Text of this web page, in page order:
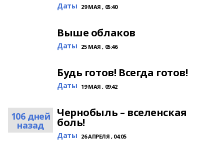
Даты 29 МАЯ , 05:40
Выше облаков
Даты 25 МАЯ , 05:46
Будь готов! Всегда готов!
Даты 19 МАЯ , 09:42
106 дней
назад
Чернобыль – вселенская
боль!
Даты 26 АПРЕЛЯ , 04:05